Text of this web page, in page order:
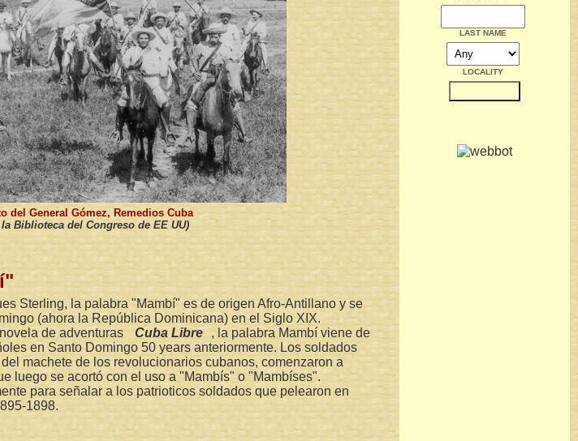
del General Gómez, Remedios Cuba
Biblioteca del Congreso de EE UU)
Sterling, la palabra "Mambí" es de origen Afro-Antillano y se
(ahora la República Dominicana) en el Siglo XIX.
de adventuras
Cuba Libre , la palabra Mambí viene de
en Santo Domingo 50 years anteriormente. Los soldados
machete de los revolucionarios cubanos, comenzaron a
luego se acortó con el uso a "Mambís" o "Mambíses".
para señalar a los patrioticos soldados que pelearon en
1898.
LAST NAME
LOCALITY